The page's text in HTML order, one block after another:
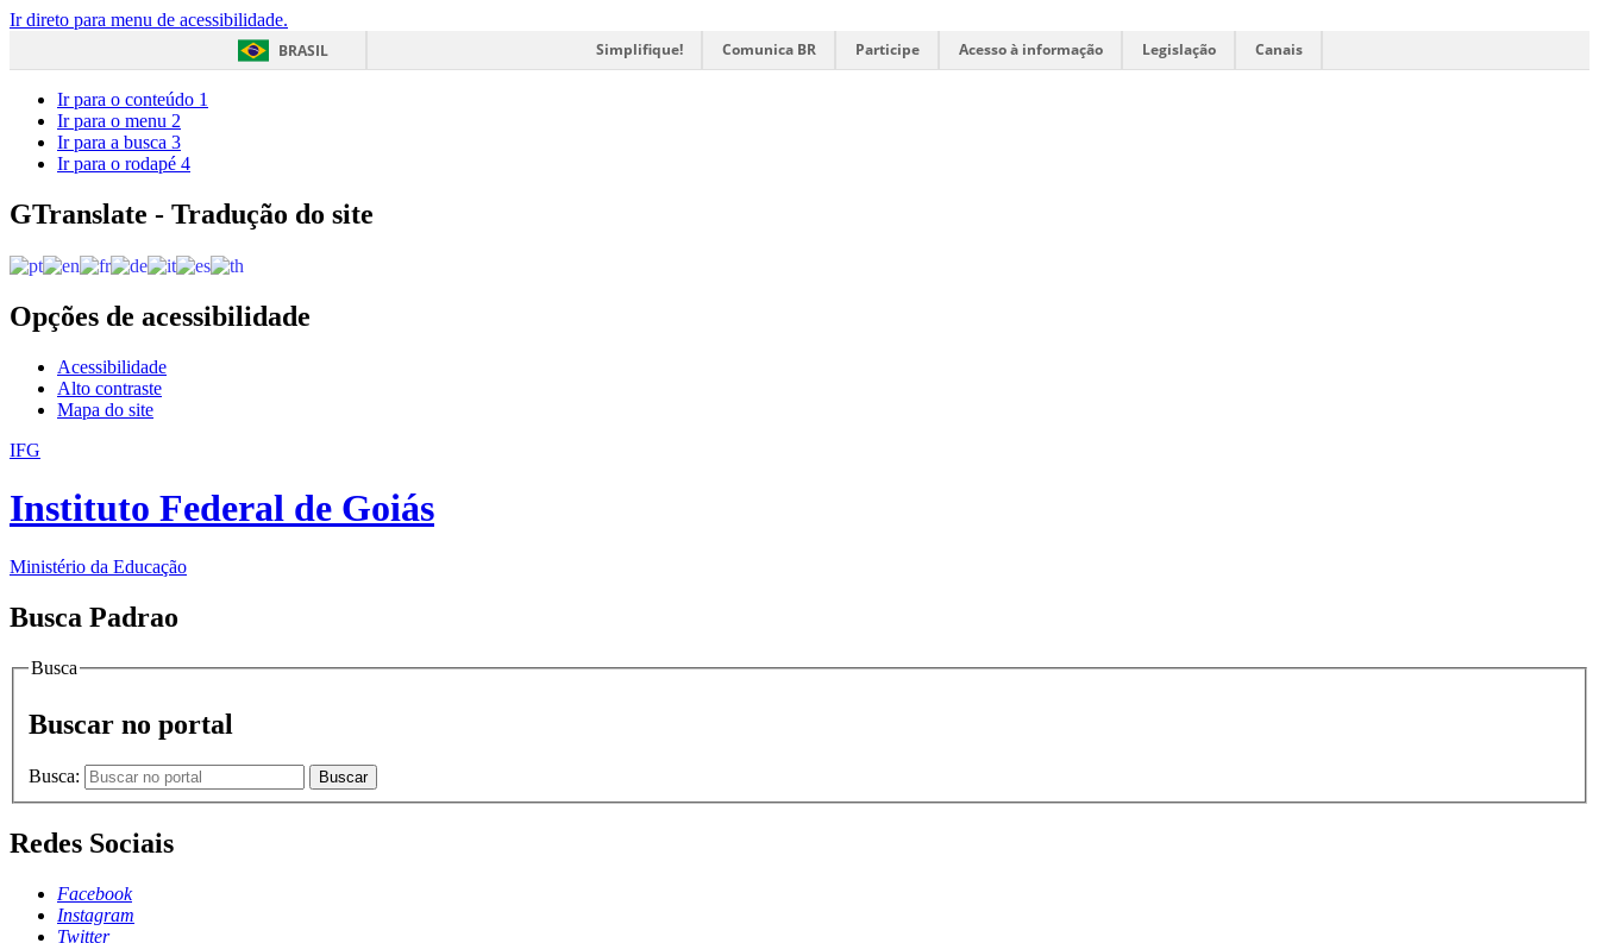
Ir direto para menu de acessibilidade.
BRASIL
Simplifique! Comunica BR Participe Acesso à informação Legislação Canais
Ir para o conteúdo 1
Ir para o menu 2
Ir para a busca 3
Ir para o rodapé 4
GTranslate - Tradução do site
Opções de acessibilidade
Acessibilidade
Alto contraste
Mapa do site
IFG
Instituto Federal de Goiás
Ministério da Educação
Busca Padrao
Busca
Buscar no portal
Busca: Buscar
Redes Sociais
Facebook
Instagram
Twitter